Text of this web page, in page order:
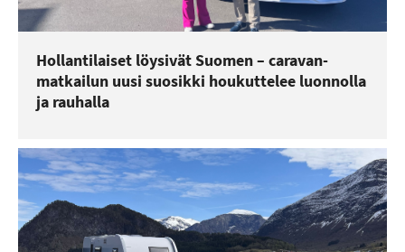
Hollantilaiset löysivät Suomen – caravan-
matkailun uusi suosikki houkuttelee luonnolla
ja rauhalla